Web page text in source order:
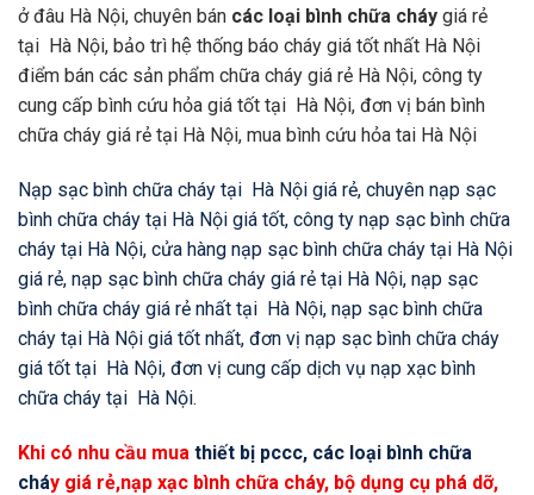
ở đâu Hà Nội, chuyên bán các loại bình chữa cháy giá rẻ
tại Hà Nội, bảo trì hệ thống báo cháy giá tốt nhất Hà Nội
điểm bán các sản phẩm chữa cháy giá rẻ Hà Nội, công ty
cung cấp bình cứu hỏa giá tốt tại Hà Nội, đơn vị bán bình
chữa cháy giá rẻ tại Hà Nội, mua bình cứu hỏa tai Hà Nội
Nạp sạc bình chữa cháy tại Hà Nội giá rẻ, chuyên nạp sạc
bình chữa cháy tại Hà Nội giá tốt, công ty nạp sạc bình chữa
cháy tại Hà Nội, cửa hàng nạp sạc bình chữa cháy tại Hà Nội
giá rẻ, nạp sạc bình chữa cháy giá rẻ tại Hà Nội, nạp sạc
bình chữa cháy giá rẻ nhất tại Hà Nội, nạp sạc bình chữa
cháy tại Hà Nội giá tốt nhất, đơn vị nạp sạc bình chữa cháy
giá tốt tại Hà Nội, đơn vị cung cấp dịch vụ nạp xạc bình
chữa cháy tại Hà Nội.
Khi có nhu cầu mua thiết bị pccc, các loại bình chữa
cháy giá rẻ,nạp xạc bình chữa cháy, bộ dụng cụ phá dỡ,